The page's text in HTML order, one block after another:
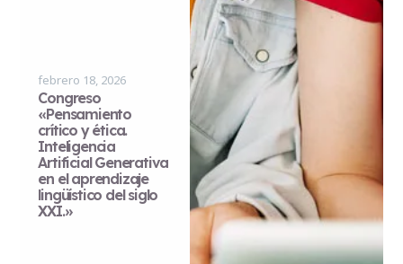
febrero 18, 2026
Congreso
«Pensamiento
crítico y ética.
Inteligencia
Artificial Generativa
en el aprendizaje
lingüístico del siglo
XXI.»